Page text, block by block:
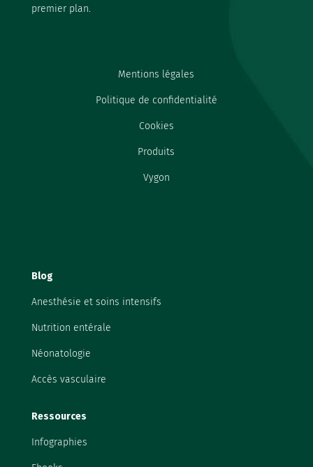
premier plan.
Mentions légales
Politique de confidentialité
Cookies
Produits
Vygon
Blog
Anesthésie et soins intensifs
Nutrition entérale
Néonatologie
Accès vasculaire
Ressources
Infographies